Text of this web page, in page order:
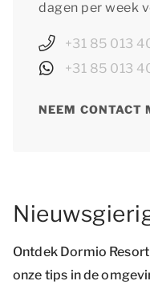
dagen per week
+31 85 013
+31 85 013
NEEM CONTACT
Ontdek Dormio
onze tips in de